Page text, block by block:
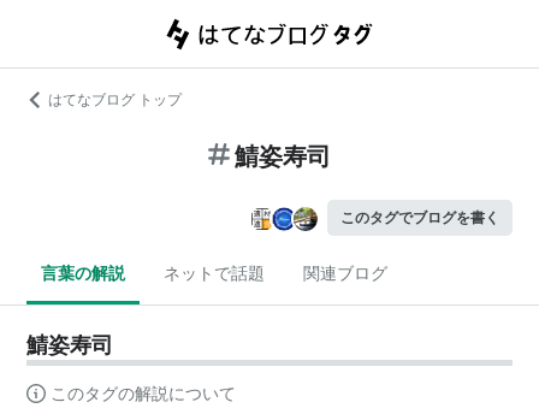
はてなブログ トップ
鯖姿寿司
このタグでブログを書く
言葉の解説 ネットで話題 関連ブログ
鯖姿寿司
このタグの解説について